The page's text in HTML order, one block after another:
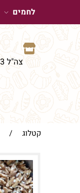
צה"ל 33 שדרות (מול בנק פועלים)
לחמים
קטלוג /